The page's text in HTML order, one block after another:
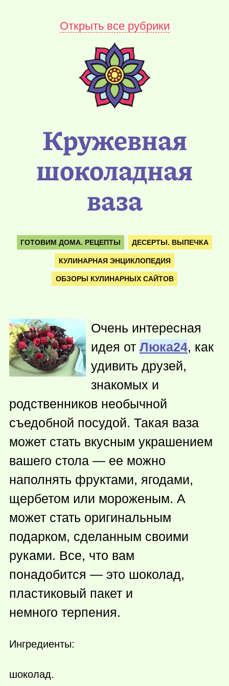
Открыть все рубрики
Кружевная
шоколадная
ваза
ГОТОВИМ ДОМА. РЕЦЕПТЫ ДЕСЕРТЫ. ВЫПЕЧКА
КУЛИНАРНАЯ ЭНЦИКЛОПЕДИЯ
ОБЗОРЫ КУЛИНАРНЫХ САЙТОВ
Очень интересная
идея от Люка24, как
удивить друзей,
знакомых и
родственников необычной
съедобной посудой. Такая ваза
может стать вкусным украшением
вашего стола — ее можно
наполнять фруктами, ягодами,
щербетом или мороженым. А
может стать оригинальным
подарком, сделанным своими
руками. Все, что вам
понадобится — это шоколад,
пластиковый пакет и
немного терпения.
Ингредиенты:
шоколад.